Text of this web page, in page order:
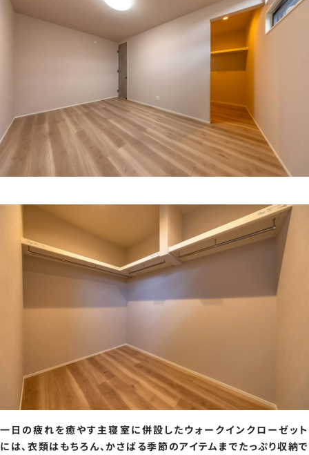
一日の疲れを癒やす主寝室に併設したウォークインクローゼット
には、衣類はもちろん、かさばる季節のアイテムまでたっぷり収納で